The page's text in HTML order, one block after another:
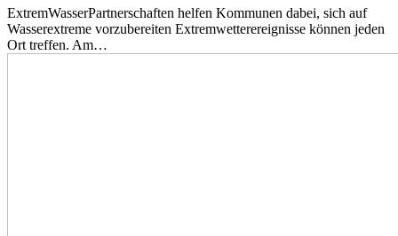
ExtremWasserPartnerschaften helfen Kommunen dabei, sich auf
Wasserextreme vorzubereiten Extremwetterereignisse können jeden
Ort treffen. Am…